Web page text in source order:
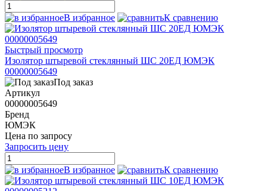
В избранное К сравнению
Быстрый просмотр
Изолятор штыревой стеклянный ШС 20ЕД ЮМЭК
00000005649
Под заказ
Артикул
00000005649
Бренд
ЮМЭК
Цена по запросу
Запросить цену
В избранное К сравнению